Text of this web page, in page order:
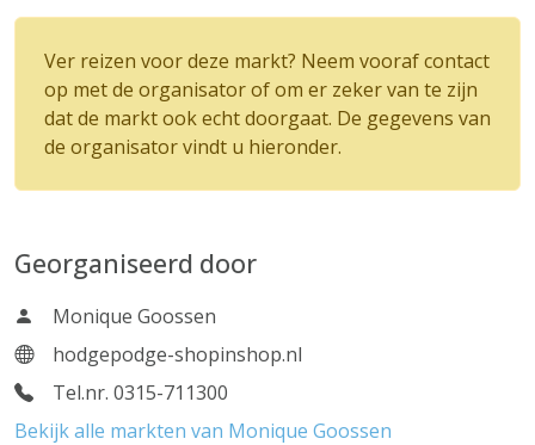
Ver reizen voor deze markt? Neem vooraf contact
op met de organisator of om er zeker van te zijn
dat de markt ook echt doorgaat. De gegevens van
de organisator vindt u hieronder.
Georganiseerd door
Monique Goossen
hodgepodge-shopinshop.nl
Tel.nr. 0315-711300
Bekijk alle markten van Monique Goossen